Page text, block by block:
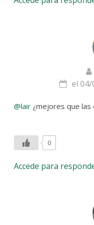
el 04/
@lair ¿mejores que las
0
Accede para